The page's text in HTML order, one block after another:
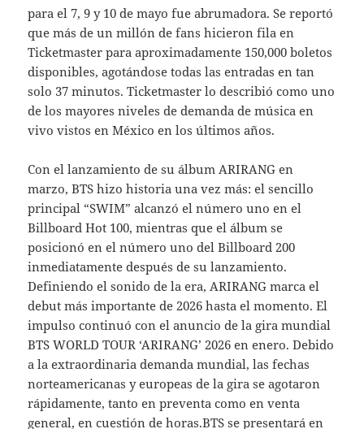
para el 7, 9 y 10 de mayo fue abrumadora. Se reportó
que más de un millón de fans hicieron fila en
Ticketmaster para aproximadamente 150,000 boletos
disponibles, agotándose todas las entradas en tan
solo 37 minutos. Ticketmaster lo describió como uno
de los mayores niveles de demanda de música en
vivo vistos en México en los últimos años.
Con el lanzamiento de su álbum ARIRANG en
marzo, BTS hizo historia una vez más: el sencillo
principal “SWIM” alcanzó el número uno en el
Billboard Hot 100, mientras que el álbum se
posicionó en el número uno del Billboard 200
inmediatamente después de su lanzamiento.
Definiendo el sonido de la era, ARIRANG marca el
debut más importante de 2026 hasta el momento. El
impulso continuó con el anuncio de la gira mundial
BTS WORLD TOUR ‘ARIRANG’ 2026 en enero. Debido
a la extraordinaria demanda mundial, las fechas
norteamericanas y europeas de la gira se agotaron
rápidamente, tanto en preventa como en venta
general, en cuestión de horas.BTS se presentará en